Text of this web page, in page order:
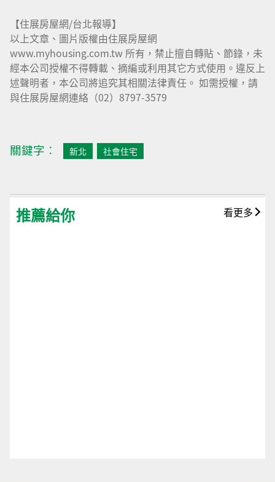
【住展房屋網/台北報導】
以上文章、圖片版權由住展房屋網
www.myhousing.com.tw 所有，禁止擅自轉貼、節錄，未
經本公司授權不得轉載、摘編或利用其它方式使用。違反上
述聲明者，本公司將追究其相關法律責任。 如需授權，請
與住展房屋網連絡（02）8797-3579
關鍵字︰ 新北 社會住宅
推薦給你 看更多